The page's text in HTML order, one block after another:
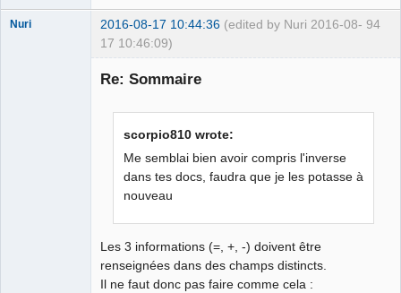
94
Nuri 2016-08-17 10:44:36 (edited by Nuri 2016-08-
17 10:46:09)
Re: Sommaire
scorpio810 wrote:
Me semblai bien avoir compris l'inverse
dans tes docs, faudra que je les potasse à
nouveau
Les 3 informations (=, +, -) doivent être
renseignées dans des champs distincts.
Il ne faut donc pas faire comme cela :